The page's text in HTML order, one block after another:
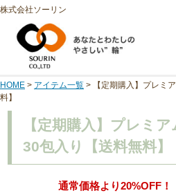
株式会社ソーリン
HOME > アイテム一覧 >
【定期購入】プレミ
料】
【定期購入】プレミ
30包入り【送料無料】
通常価格より20%OFF！